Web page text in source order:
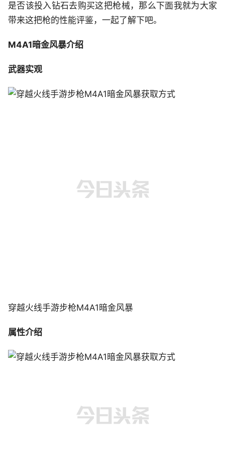
是否该投入钻石去购买这把枪械，那么下面我就为大家
带来这把枪的性能评鉴，一起了解下吧。
M4A1暗金风暴介绍
武器实观
穿越火线手游步枪M4A1暗金风暴
属性介绍